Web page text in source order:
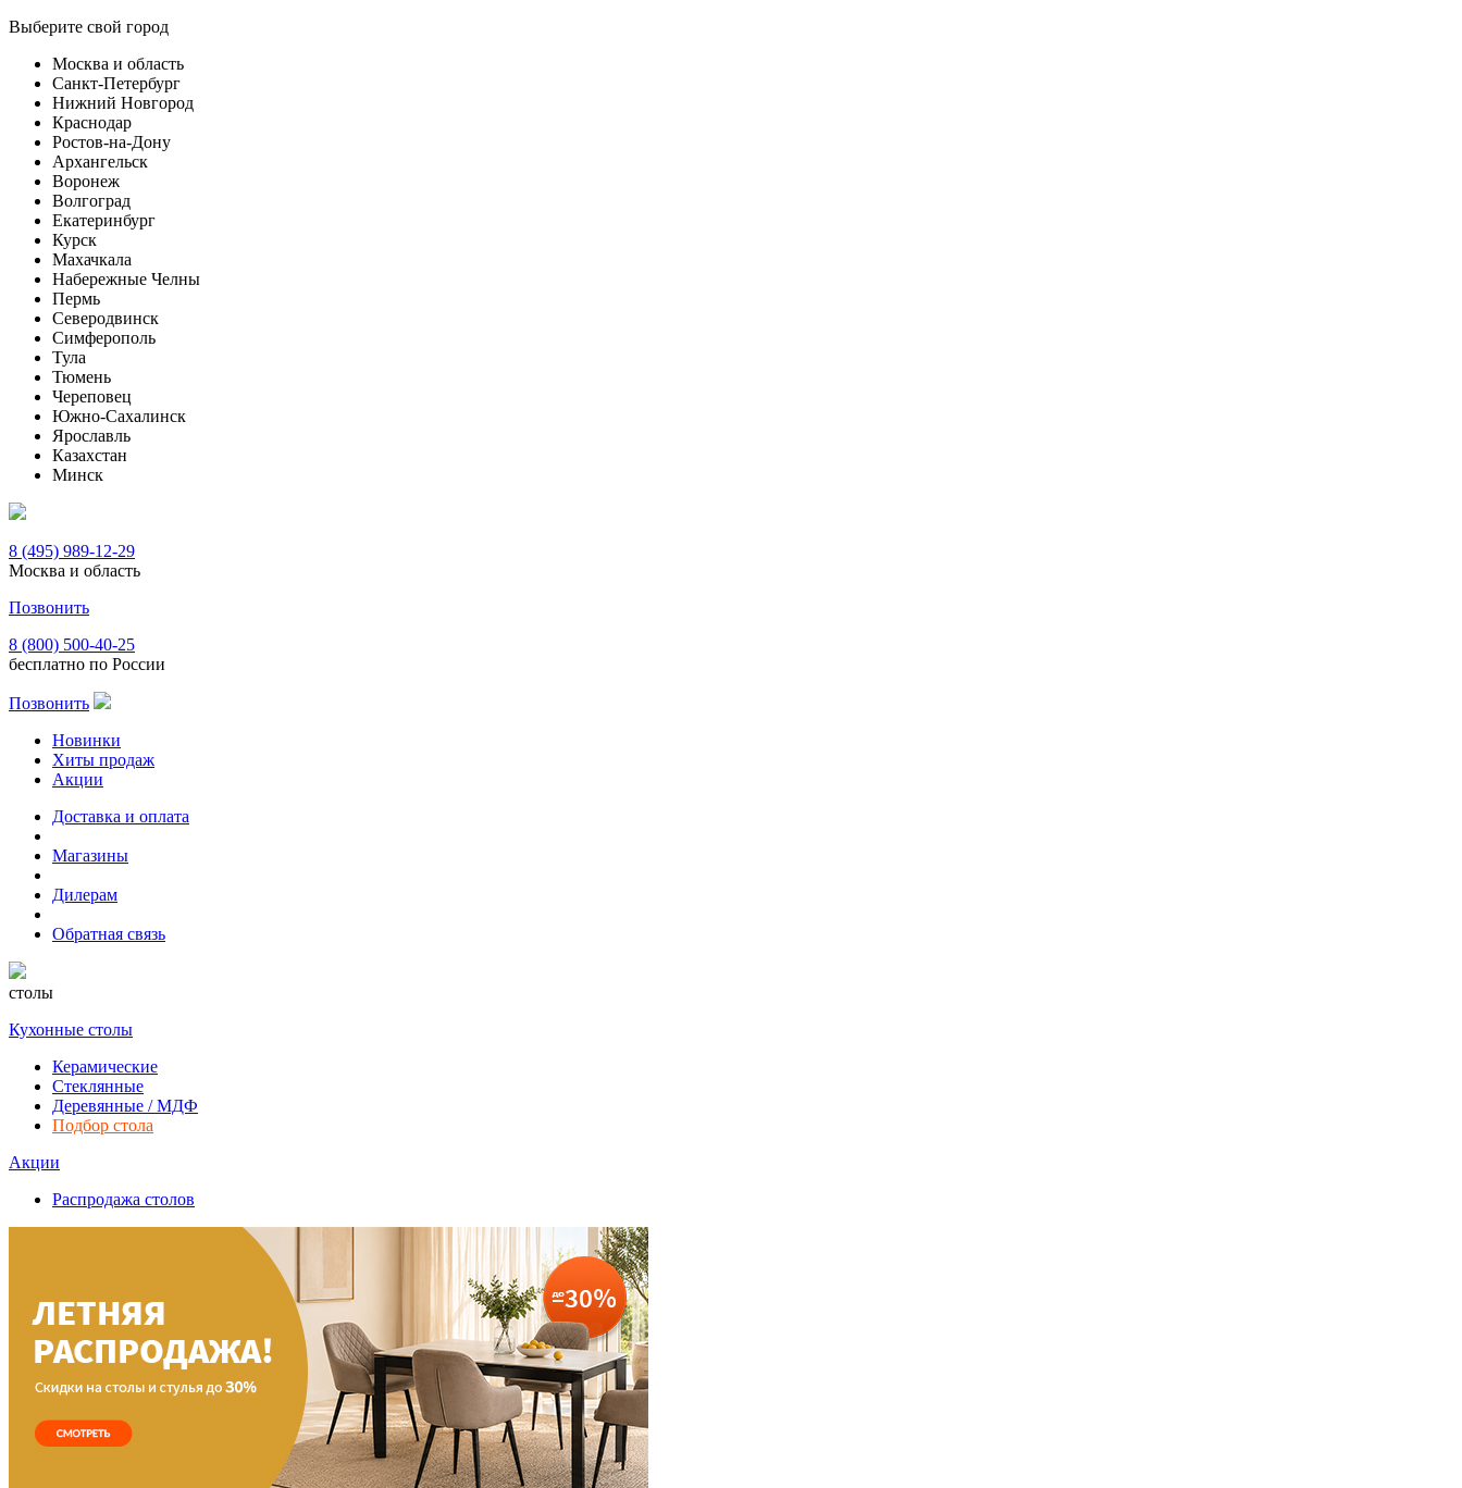
Выберите свой город
Москва и область
Санкт-Петербург
Нижний Новгород
Краснодар
Ростов-на-Дону
Архангельск
Воронеж
Волгоград
Екатеринбург
Курск
Махачкала
Набережные Челны
Пермь
Северодвинск
Симферополь
Тула
Тюмень
Череповец
Южно-Сахалинск
Ярославль
Казахстан
Минск
8 (495) 989-12-29
Москва и область
Позвонить
8 (800) 500-40-25
бесплатно по России
Позвонить
Новинки
Хиты продаж
Акции
Доставка и оплата
Магазины
Дилерам
Обратная связь
столы
Кухонные столы
Керамические
Стеклянные
Деревянные / МДФ
Подбор стола
Акции
Распродажа столов